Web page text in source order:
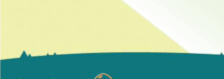
Большое спасибо за быструю доставку,
качественную упаковку, одноразовые пипетки.
Сервис на высшем уровне!Это первый заказ,
начну принимать, дополню по результатам. Бог